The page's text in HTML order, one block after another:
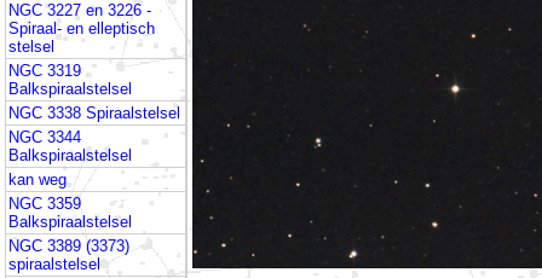
NGC 3227 en 3226 -
Spiraal- en elleptisch
stelsel
NGC 3319
Balkspiraalstelsel
NGC 3338 Spiraalstelsel
NGC 3344
Balkspiraalstelsel
kan weg
NGC 3359
Balkspiraalstelsel
NGC 3389 (3373)
spiraalstelsel